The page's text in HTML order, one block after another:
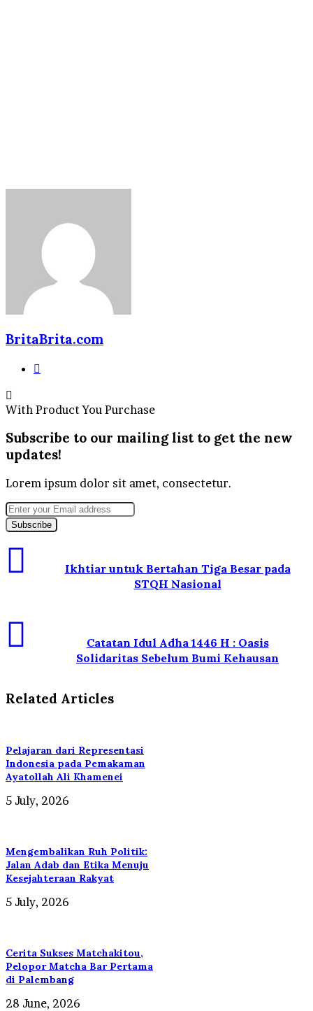
BritaBrita.com
With Product You Purchase
Subscribe to our mailing list to get the new
updates!
Lorem ipsum dolor sit amet, consectetur.
Enter
your
Email
address
Ikhtiar untuk Bertahan Tiga Besar pada
STQH Nasional
Catatan Idul Adha 1446 H : Oasis
Solidaritas Sebelum Bumi Kehausan
Related Articles
Pelajaran dari Representasi
Indonesia pada Pemakaman
Ayatollah Ali Khamenei
5 July, 2026
Mengembalikan Ruh Politik:
Jalan Adab dan Etika Menuju
Kesejahteraan Rakyat
5 July, 2026
Cerita Sukses Matchakitou,
Pelopor Matcha Bar Pertama
di Palembang
28 June, 2026